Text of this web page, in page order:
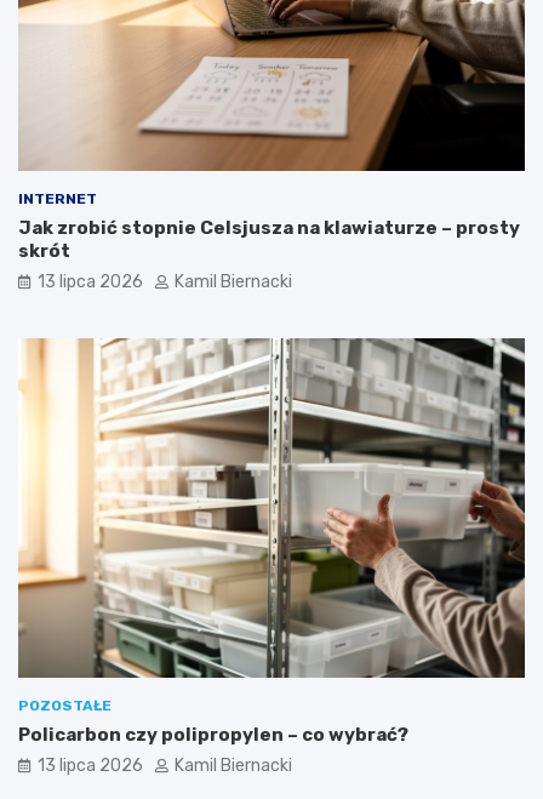
INTERNET
Jak zrobić stopnie Celsjusza na klawiaturze – prosty
skrót
13 lipca 2026 Kamil Biernacki
POZOSTAŁE
Policarbon czy polipropylen – co wybrać?
13 lipca 2026 Kamil Biernacki